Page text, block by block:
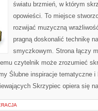
światu brzmień, w którym
opowieści. To miejsce
rozwijać muzyczną
pragną doskonalić technikę
smyczkowym. Strona łączy
czytelnik może zrozumieć
Ślubne inspiracje tematyczne i
Skrzypiec opiera się